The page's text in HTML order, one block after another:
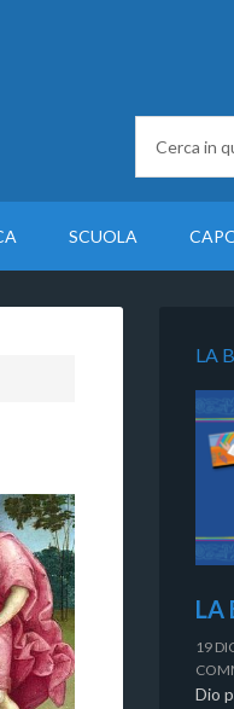
SCUOLA
LA
LA
19
Dio